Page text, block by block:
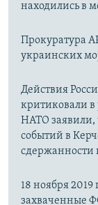
находились в
Прокуратура
украинских
Действия
критиковали
НАТО заявили,
событий в
сдержанности
18 ноября 2019
захваченные